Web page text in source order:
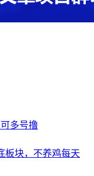
多号撸
板块，不养鸡每天